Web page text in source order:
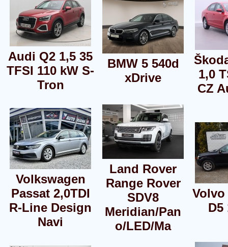
Audi Q2 1,5 35
TFSI 110 kW S-
Tron
BMW 5 540d
xDrive
1,0
CZ
Volkswagen
Passat 2,0TDI
R-Line Design
Navi
Land Rover
Range Rover
SDV8
Meridian/Pan
o/LED/Ma
Volvo
D5